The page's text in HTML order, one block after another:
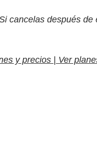
Si cancelas después
y precios | Ver